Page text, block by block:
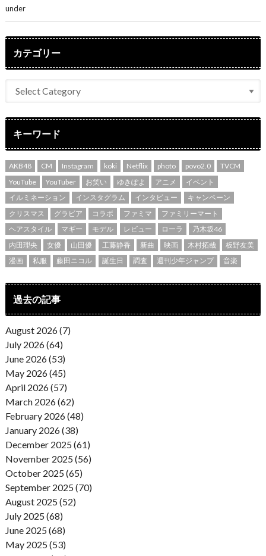
under
カテゴリー
キーワード
AKB48 CM Instagram koki Netflix photo povo2.0
TVCM
YouTube
YouTuber お笑い ゆきぽよ アニメ
イベント
イルミネーション
インスタグラム インタビュー
キャンペーン
クリスマス
グラビア コラボ ファミマ
ファミリーマート
ヘアスタイル
マギー モデル レビュー ローラ
乃木坂46
内田理央
女優 山田優 工藤静香 新曲 映画 木村拓哉
板野友美
漫画
私服 藤田ニコル 誕生日 調査 週刊少年ジャンプ 音楽
過去の記事
August 2026 (7)
July 2026 (64)
June 2026 (53)
May 2026 (45)
April 2026 (57)
March 2026 (62)
February 2026 (48)
January 2026 (38)
December 2025 (61)
November 2025 (56)
October 2025 (65)
September 2025 (70)
August 2025 (52)
July 2025 (68)
June 2025 (68)
May 2025 (53)